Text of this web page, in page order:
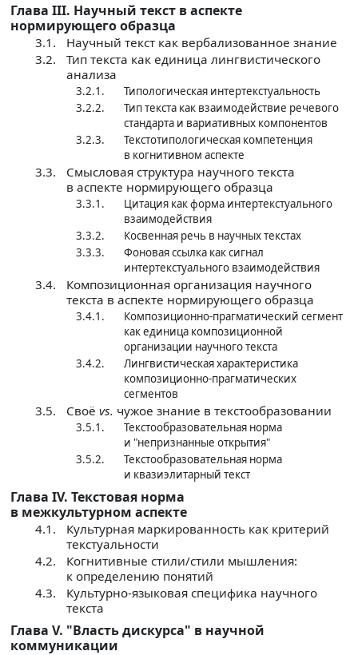
Глава III. Научный текст в аспекте
нормирующего образца
3.1.
Научный текст как вербализованное знание
3.2.
Тип текста как единица лингвистического
анализа
3.2.1.
Типологическая интертекстуальность
3.2.2.
Тип текста как взаимодействие речевого
стандарта и вариативных компонентов
3.2.3.
Текстотипологическая компетенция
в когнитивном аспекте
3.3.
Смысловая структура научного текста
в аспекте нормирующего образца
3.3.1.
Цитация как форма интертекстуального
взаимодействия
3.3.2.
Косвенная речь в научных текстах
3.3.3.
Фоновая ссылка как сигнал
интертекстуального взаимодействия
3.4.
Композиционная организация научного
текста в аспекте нормирующего образца
3.4.1.
Композиционно-прагматический сегмент
как единица композиционной
организации научного текста
3.4.2.
Лингвистическая характеристика
композиционно-прагматических
сегментов
3.5. Своё vs. чужое знание в текстообразовании
3.5.1.
Текстообразовательная норма
и "непризнанные открытия"
3.5.2.
Текстообразовательная норма
и квазиэлитарный текст
Глава IV. Текстовая норма
в межкультурном аспекте
4.1.
Культурная маркированность как критерий
текстуальности
4.2.
Когнитивные стили/стили мышления:
к определению понятий
4.3.
Культурно-языковая специфика научного
текста
Глава V. "Власть дискурса" в научной
коммуникации